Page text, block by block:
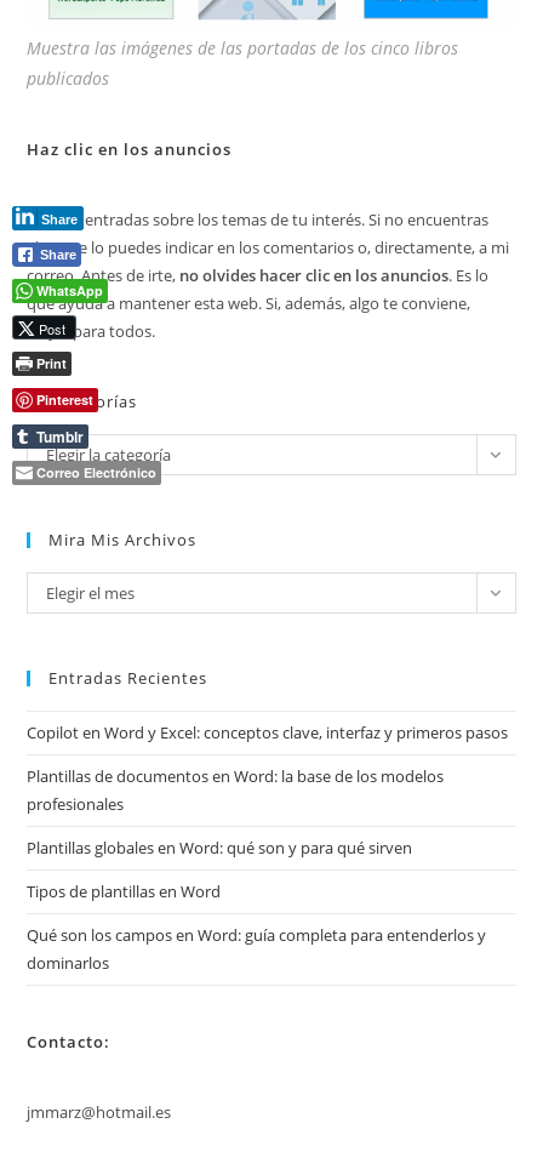
Muestra las imágenes de las portadas de los cinco libros
publicados
Haz clic en los anuncios
Lee mis entradas sobre los temas de tu interés. Si no encuentras
algo, me lo puedes indicar en los comentarios o, directamente, a mi
correo. Antes de irte, no olvides hacer clic en los anuncios. Es lo
que ayuda a mantener esta web. Si, además, algo te conviene,
mejor para todos.
Categorías
Categorías
Elegir la categoría
Mira Mis Archivos
Mira
mis
Elegir el mes
Entradas Recientes
Copilot en Word y Excel: conceptos clave, interfaz y primeros pasos
Plantillas de documentos en Word: la base de los modelos
profesionales
Plantillas globales en Word: qué son y para qué sirven
Tipos de plantillas en Word
Qué son los campos en Word: guía completa para entenderlos y
dominarlos
Contacto:
jmmarz@hotmail.es
Share
Share
WhatsApp
Post
Print
Pinterest
Tumblr
Correo Electrónico